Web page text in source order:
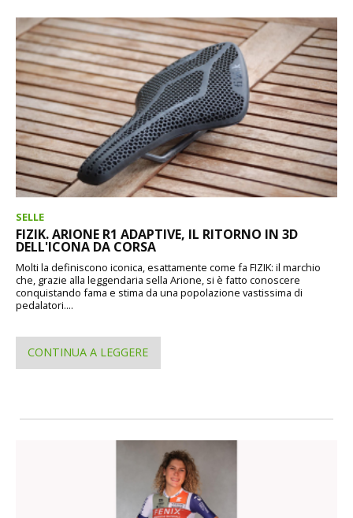
SELLE
FIZIK. ARIONE R1 ADAPTIVE, IL RITORNO IN 3D
DELL'ICONA DA CORSA
Molti la definiscono iconica, esattamente come fa FIZIK: il marchio
che, grazie alla leggendaria sella Arione, si è fatto conoscere
conquistando fama e stima da una popolazione vastissima di
pedalatori....
CONTINUA A LEGGERE